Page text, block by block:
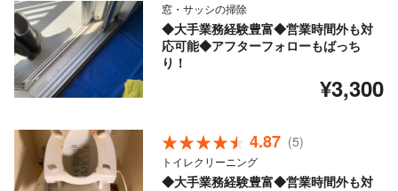
窓・サッシの掃除
◆大手業務経験豊富◆営業時間外も対
応可能◆アフターフォローもばっち
り！
¥3,300
4.87 (5)
トイレクリーニング
◆大手業務経験豊富◆営業時間外も対